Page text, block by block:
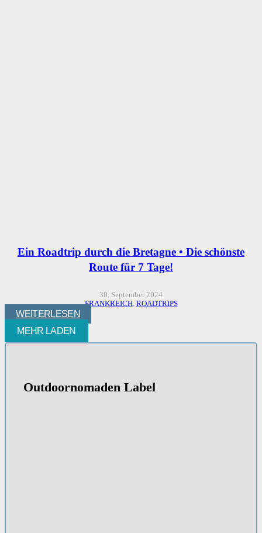
Ein Roadtrip durch die Bretagne • Die schönste
Route für 7 Tage!
30. September 2024
FRANKREICH, ROADTRIPS
WEITERLESEN
MEHR LADEN
Outdoornomaden Label